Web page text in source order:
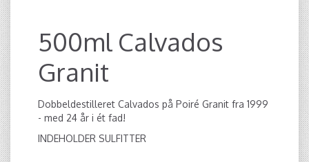
500ml Calvados
Granit
Dobbeldestilleret Calvados på Poiré Granit fra 1999
- med 24 år i ét fad!
INDEHOLDER SULFITTER